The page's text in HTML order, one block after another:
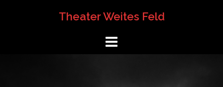
Theater Weites Feld